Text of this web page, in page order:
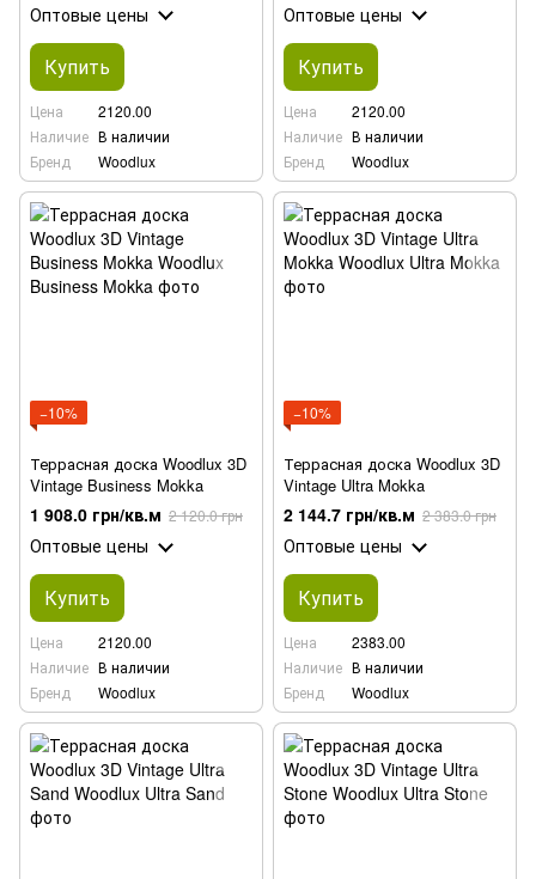
Оптовые цены
Купить
Цена
2120.00
Наличие В наличии
Бренд
Woodlux
Оптовые цены
Купить
Цена
2120.00
Наличие В наличии
Бренд
Woodlux
−10%
Террасная доска Woodlux 3D
Vintage Business Mokka
1 908.0 грн/кв.м 2 120.0 грн
Оптовые цены
Купить
Цена
2120.00
Наличие В наличии
Бренд
Woodlux
−10%
Террасная доска Woodlux 3D
Vintage Ultra Mokka
2 144.7 грн/кв.м 2 383.0 грн
Оптовые цены
Купить
Цена
2383.00
Наличие В наличии
Бренд
Woodlux